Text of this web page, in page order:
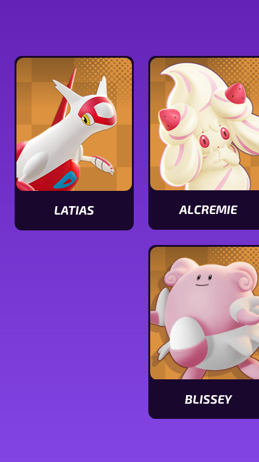
LATIAS
Ver
ALCREMIE
Ver
características
Alcremie
BLISSEY
Ver